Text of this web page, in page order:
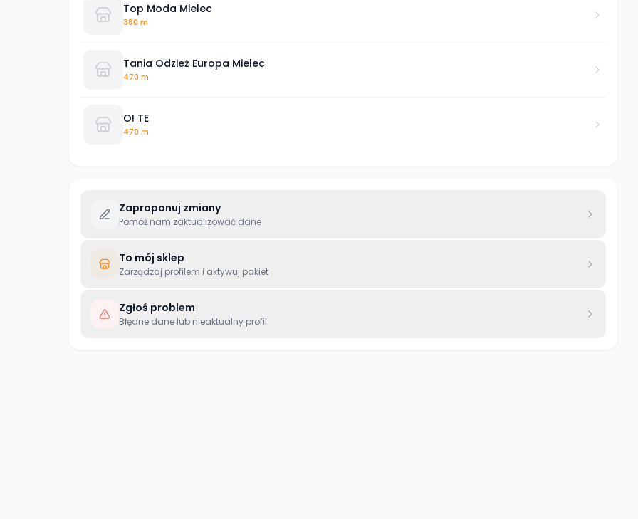
Top Moda Mielec
380 m
Tania Odzież Europa Mielec
470 m
O! TE
470 m
Zaproponuj zmiany
Pomóż nam zaktualizować dane
To mój sklep
Zarządzaj profilem i aktywuj pakiet
Zgłoś problem
Błędne dane lub nieaktualny profil